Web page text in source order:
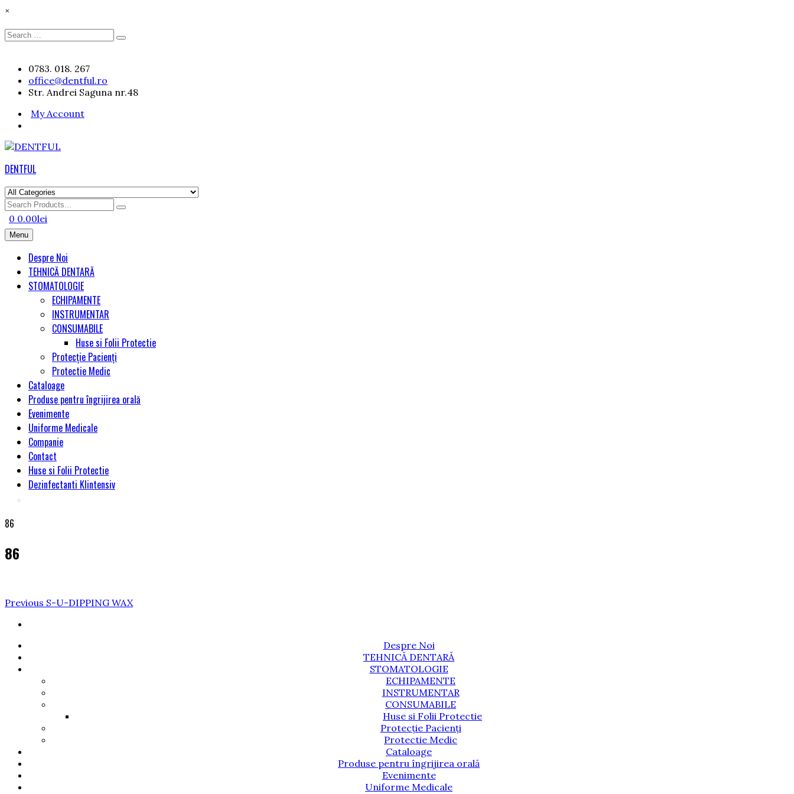
×
Search
Search
Skip
content
0783. 018. 267
office@dentful.ro
Str. Andrei Saguna nr.48
My Account
DENTFUL
Search
for
0 0.00lei
Menu
Despre Noi
TEHNICĂ DENTARĂ
STOMATOLOGIE
ECHIPAMENTE
INSTRUMENTAR
CONSUMABILE
Huse si Folii Protectie
Protecție Pacienți
Protectie Medic
Cataloage
Produse pentru îngrijirea orală
Evenimente
Uniforme Medicale
Companie
Contact
Huse si Folii Protectie
Dezinfectanti Klintensiv
86
86
Navigare
articole
Previous
Previous S-U-DIPPING WAX
Despre Noi
TEHNICĂ DENTARĂ
STOMATOLOGIE
ECHIPAMENTE
INSTRUMENTAR
CONSUMABILE
Huse si Folii Protectie
Protecție Pacienți
Protectie Medic
Cataloage
Produse pentru îngrijirea orală
Evenimente
Uniforme Medicale